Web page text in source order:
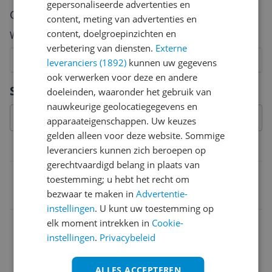
Specificaties
Belangrijkste kenmerken
4251715403679
Cijfer
Welk cijfer geef jij dit product?
8
7
6
5
4
3
2
Vraag 1 van 4
gepersonaliseerde advertenties en
content, meting van advertenties en
content, doelgroepinzichten en
verbetering van diensten. Externe
leveranciers (1892) kunnen uw gegevens
ook verwerken voor deze en andere
doeleinden, waaronder het gebruik van
nauwkeurige geolocatiegegevens en
apparaateigenschappen. Uw keuzes
gelden alleen voor deze website. Sommige
leveranciers kunnen zich beroepen op
gerechtvaardigd belang in plaats van
toestemming; u hebt het recht om
bezwaar te maken inAdvertentie-
instellingen. U kunt uw toestemming op
elk moment intrekken in Cookie-
instellingen. Privacybeleid
ALLES ACCEPTEREN